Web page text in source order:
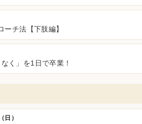
ーチ法【下肢編】
く」を1日で卒業！
）